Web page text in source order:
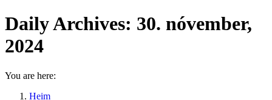
Daily Archives: 30. nóvember,
2024
You are here:
Heim